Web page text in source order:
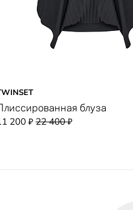
блуза
200 ₽ 22 400₽